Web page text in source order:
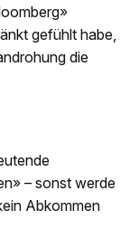
gefühlt habe,
die
– sonst werde
Abkommen